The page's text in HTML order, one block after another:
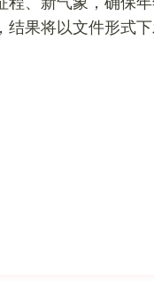
结果将以文件形式